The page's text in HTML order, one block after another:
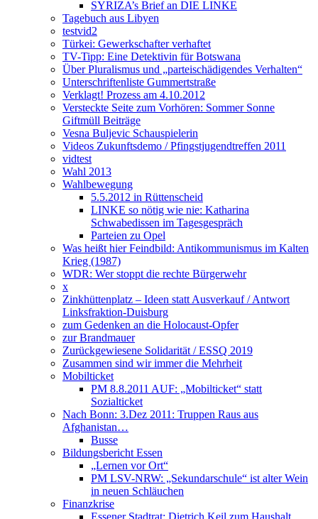
SYRIZA’s Brief an DIE LINKE
Tagebuch aus Libyen
testvid2
Türkei: Gewerkschafter verhaftet
TV-Tipp: Eine Detektivin für Botswana
Über Pluralismus und „parteischädigendes Verhalten“
Unterschriftenliste Gummertstraße
Verklagt! Prozess am 4.10.2012
Versteckte Seite zum Vorhören: Sommer Sonne
Giftmüll Beiträge
Vesna Buljevic Schauspielerin
Videos Zukunftsdemo / Pfingstjugendtreffen 2011
vidtest
Wahl 2013
Wahlbewegung
5.5.2012 in Rüttenscheid
LINKE so nötig wie nie: Katharina
Schwabedissen im Tagesgespräch
Parteien zu Opel
Was heißt hier Feindbild: Antikommunismus im Kalten
Krieg (1987)
WDR: Wer stoppt die rechte Bürgerwehr
x
Zinkhüttenplatz – Ideen statt Ausverkauf / Antwort
Linksfraktion-Duisburg
zum Gedenken an die Holocaust-Opfer
zur Brandmauer
Zurückgewiesene Solidarität / ESSQ 2019
Zusammen sind wir immer die Mehrheit
Mobilticket
PM 8.8.2011 AUF: „Mobilticket“ statt
Sozialticket
Nach Bonn: 3.Dez 2011: Truppen Raus aus
Afghanistan…
Busse
Bildungsbericht Essen
„Lernen vor Ort“
PM LSV-NRW: „Sekundarschule“ ist alter Wein
in neuen Schläuchen
Finanzkrise
Essener Stadtrat: Dietrich Keil zum Haushalt